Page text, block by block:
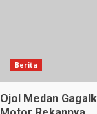
Berita
Ojol Medan